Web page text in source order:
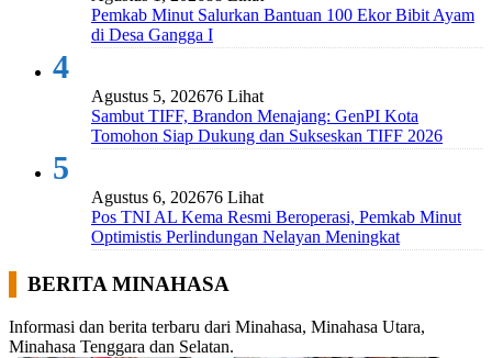
Pemkab Minut Salurkan Bantuan 100 Ekor Bibit Ayam
di Desa Gangga I
4
Agustus 5, 202676 Lihat
Sambut TIFF, Brandon Menajang: ​GenPI Kota
Tomohon Siap Dukung dan Sukseskan TIFF 2026
5
Agustus 6, 202676 Lihat
Pos TNI AL Kema Resmi Beroperasi, Pemkab Minut
Optimistis Perlindungan Nelayan Meningkat
BERITA MINAHASA
Informasi dan berita terbaru dari Minahasa, Minahasa Utara,
Minahasa Tenggara dan Selatan.